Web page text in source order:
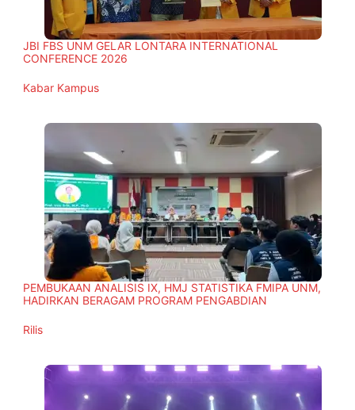
JBI FBS UNM GELAR LONTARA INTERNATIONAL
CONFERENCE 2026
In relation to
Kabar Kampus
PEMBUKAAN ANALISIS IX, HMJ STATISTIKA FMIPA UNM,
HADIRKAN BERAGAM PROGRAM PENGABDIAN
In relation to
Rilis